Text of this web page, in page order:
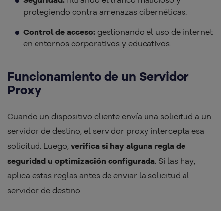
protegiendo contra amenazas cibernéticas.
Control de acceso: gestionando el uso de internet
en entornos corporativos y educativos.​
Funcionamiento de un Servidor
Proxy
Cuando un dispositivo cliente envía una solicitud a un
servidor de destino, el servidor proxy intercepta esa
solicitud. Luego, verifica si hay alguna regla de
seguridad u optimización configurada . Si las hay,
aplica estas reglas antes de enviar la solicitud al
servidor de destino.